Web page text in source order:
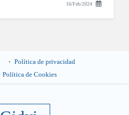
16/Feb/2024
Política de privacidad
Política de Cookies